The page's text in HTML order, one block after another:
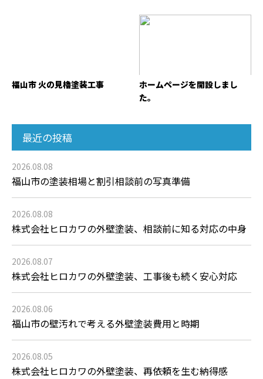
福山市 火の見櫓塗装工事
ホームページを開設しまし
た。
最近の投稿
2026.08.08
福山市の塗装相場と割引相談前の写真準備
2026.08.08
株式会社ヒロカワの外壁塗装、相談前に知る対応の中身
2026.08.07
株式会社ヒロカワの外壁塗装、工事後も続く安心対応
2026.08.06
福山市の壁汚れで考える外壁塗装費用と時期
2026.08.05
株式会社ヒロカワの外壁塗装、再依頼を生む納得感